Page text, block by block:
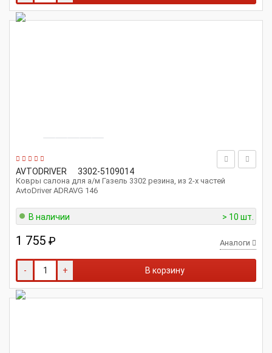
AVTODRIVER 3302-5109014
Ковры салона для а/м Газель 3302 резина, из 2-х частей
AvtoDriver ADRAVG 146
В наличии > 10 шт.
1 755 ₽ Аналоги
- + В корзину